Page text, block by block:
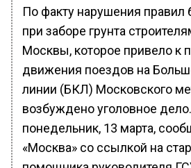
По факту нарушения правил
при заборе грунта
Москвы, которое привело к
движения поездов на
линии (БКЛ) Московского
возбуждено уголовное
понедельник, 13 марта,
«Москва» со ссылкой на